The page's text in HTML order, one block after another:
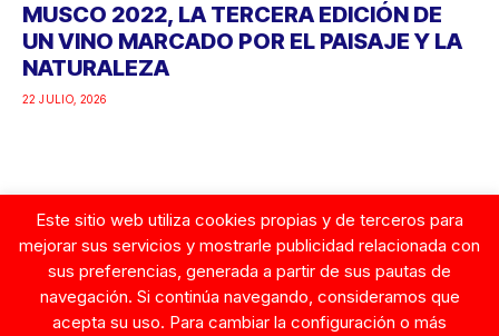
MUSCO 2022, LA TERCERA EDICIÓN DE
UN VINO MARCADO POR EL PAISAJE Y LA
NATURALEZA
22 JULIO, 2026
Google
Este sitio web utiliza cookies propias y de terceros para
mejorar sus servicios y mostrarle publicidad relacionada con
sus preferencias, generada a partir de sus pautas de
navegación. Si continúa navegando, consideramos que
acepta su uso. Para cambiar la configuración o más